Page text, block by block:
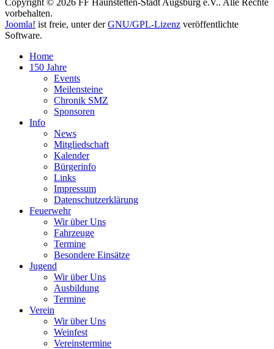
vorbehalten.
Joomla! ist freie, unter derGNU/GPL-Lizenz veröffentlichte
Software.
Home
150 Jahre
Events
Meilensteine
Chronik SMZ
Sponsoren
Info
News
Mitgliedschaft
Kalender
Bürgerinfo
Links
Impressum
Datenschutzerklärung
Feuerwehr
Wir über Uns
Fahrzeuge
Termine
Besondere Einsätze
Jugend
Wir über Uns
Ausbildung
Termine
Verein
Wir über Uns
Weinfest
Vereinstermine